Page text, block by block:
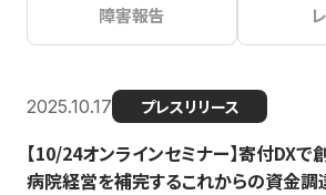
障害報告
2025.10.17 プレスリリース
【10/24オンラインセミナー】寄付DXで
病院経営を補完するこれからの資金調